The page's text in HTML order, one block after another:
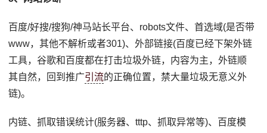
百度/好搜/搜狗/神马站长平台、robots文件、首选域(是否带
www，其他不解析或者301)、外部链接(百度已经下架外链
工具，谷歌和百度都在打击垃圾外链，内容为主，外链顺
其自然，回到推广引流的正确位置，禁大量垃圾无意义外
链)。
内链、抓取错误统计(服务器、tttp、抓取异常等)、百度模